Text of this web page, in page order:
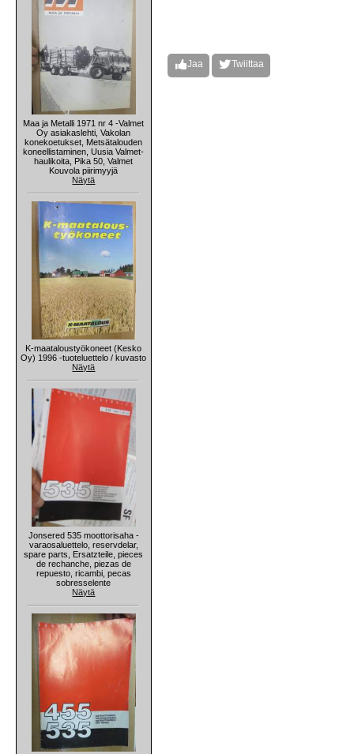
Maa ja Metalli 1971 nr 4 -Valmet
Oy asiakaslehti, Vakolan
konekoetukset, Metsätalouden
koneellistaminen, Uusia Valmet-
haulikoita, Pika 50, Valmet
Kouvola piirimyyjä
Näytä
K-maataloustyökoneet (Kesko
Oy) 1996 -tuoteluettelo / kuvasto
Näytä
Jonsered 535 moottorisaha -
varaosaluettelo, reservdelar,
spare parts, Ersatzteile, pieces
de rechanche, piezas de
repuesto, ricambi, pecas
sobresselente
Näytä
Jaa Twiittaa